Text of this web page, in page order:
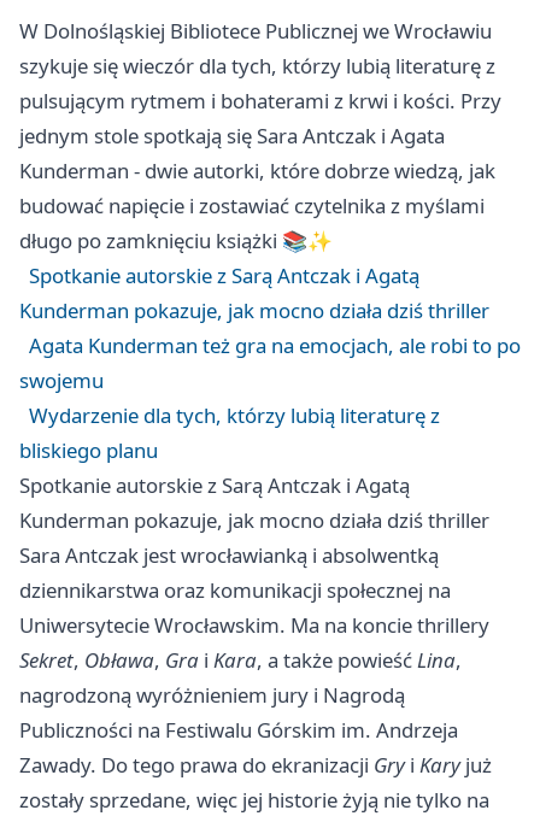
W Dolnośląskiej Bibliotece Publicznej we Wrocławiu
szykuje się wieczór dla tych, którzy lubią literaturę z
pulsującym rytmem i bohaterami z krwi i kości. Przy
jednym stole spotkają się Sara Antczak i Agata
Kunderman - dwie autorki, które dobrze wiedzą, jak
budować napięcie i zostawiać czytelnika z myślami
długo po zamknięciu książki 📚✨
Spotkanie autorskie z Sarą Antczak i Agatą
Kunderman pokazuje, jak mocno działa dziś thriller
Agata Kunderman też gra na emocjach, ale robi to po
swojemu
Wydarzenie dla tych, którzy lubią literaturę z
bliskiego planu
Spotkanie autorskie z Sarą Antczak i Agatą
Kunderman pokazuje, jak mocno działa dziś thriller
Sara Antczak jest wrocławianką i absolwentką
dziennikarstwa oraz komunikacji społecznej na
Uniwersytecie Wrocławskim. Ma na koncie thrillery
Sekret, Obława, Gra i Kara, a także powieśćLina,
nagrodzoną wyróżnieniem jury i Nagrodą
Publiczności na Festiwalu Górskim im. Andrzeja
Zawady. Do tego prawa do ekranizacji Gryi Karyjuż
zostały sprzedane, więc jej historie żyją nie tylko na